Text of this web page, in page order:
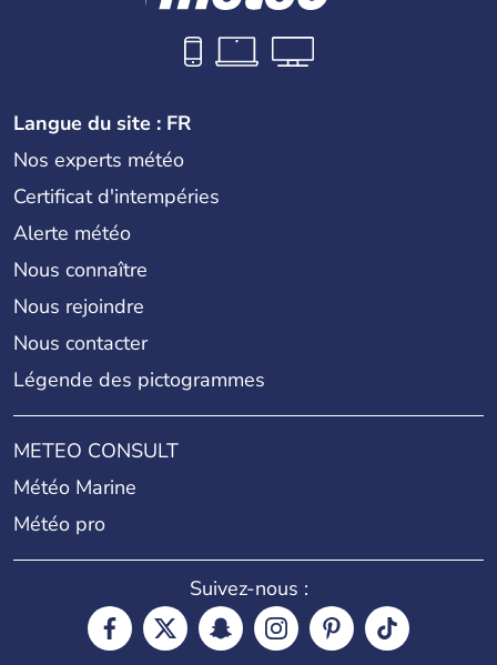
Langue du site : FR
Nos experts météo
Certificat d'intempéries
Alerte météo
Nous connaître
Nous rejoindre
Nous contacter
Légende des pictogrammes
METEO CONSULT
Météo Marine
Météo pro
Suivez-nous :